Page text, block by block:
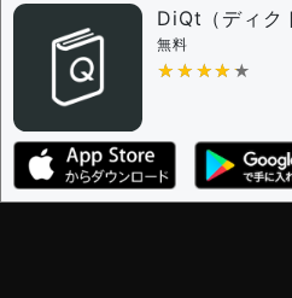
審査に対する投票権限
決定に必要な投票数 -
編集ガイドライン
DiQt（ディク
無料
★★★★★
★★★★★